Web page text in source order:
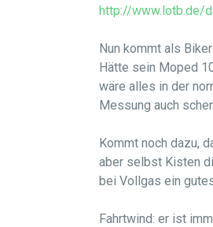
http://www.lotb.de/
Nun kommt als
Hätte sein Moped
wäre alles in der
Messung auch
Kommt noch dazu,
aber selbst Kisten
bei Vollgas ein
Fahrtwind: er ist